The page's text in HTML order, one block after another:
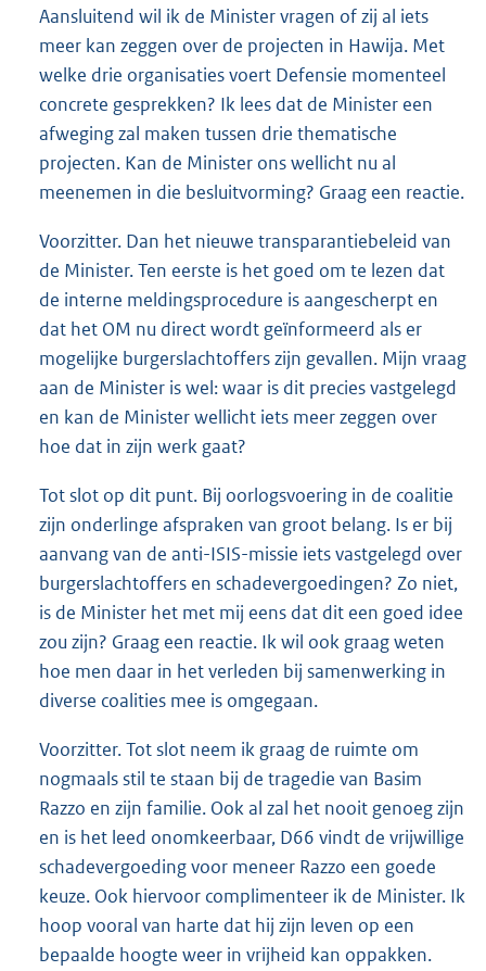
Aansluitend wil ik de Minister vragen of zij al iets
meer kan zeggen over de projecten in Hawija. Met
welke drie organisaties voert Defensie momenteel
concrete gesprekken? Ik lees dat de Minister een
afweging zal maken tussen drie thematische
projecten. Kan de Minister ons wellicht nu al
meenemen in die besluitvorming? Graag een reactie.
Voorzitter. Dan het nieuwe transparantiebeleid van
de Minister. Ten eerste is het goed om te lezen dat
de interne meldingsprocedure is aangescherpt en
dat het OM nu direct wordt geïnformeerd als er
mogelijke burgerslachtoffers zijn gevallen. Mijn vraag
aan de Minister is wel: waar is dit precies vastgelegd
en kan de Minister wellicht iets meer zeggen over
hoe dat in zijn werk gaat?
Tot slot op dit punt. Bij oorlogsvoering in de coalitie
zijn onderlinge afspraken van groot belang. Is er bij
aanvang van de anti-ISIS-missie iets vastgelegd over
burgerslachtoffers en schadevergoedingen? Zo niet,
is de Minister het met mij eens dat dit een goed idee
zou zijn? Graag een reactie. Ik wil ook graag weten
hoe men daar in het verleden bij samenwerking in
diverse coalities mee is omgegaan.
Voorzitter. Tot slot neem ik graag de ruimte om
nogmaals stil te staan bij de tragedie van Basim
Razzo en zijn familie. Ook al zal het nooit genoeg zijn
en is het leed onomkeerbaar, D66 vindt de vrijwillige
schadevergoeding voor meneer Razzo een goede
keuze. Ook hiervoor complimenteer ik de Minister. Ik
hoop vooral van harte dat hij zijn leven op een
bepaalde hoogte weer in vrijheid kan oppakken.